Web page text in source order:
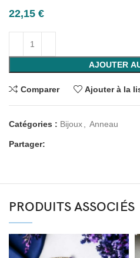
22,15 €
AJOUTER
Comparer Ajouter à la
Catégories : Bijoux, Anneau
Partager:
PRODUITS ASSOCIÉS